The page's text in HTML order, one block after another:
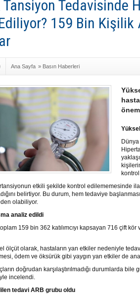
Tansiyon Tedavisinde
159 Bin Kişilik
Ana Sayfa » Basın Haberleri
Dünya
etkili şekilde kontrol edilememesinde
belirtiyor. Bu durum, hem tedaviye
olabiliyor.
analiz edildi
159 bin 362 katılımcıyı kapsayan 716 çift
ölçüt olarak, hastaların yan etkiler nedeniyle
ödem ve öksürük gibi yaygın yan etkiler de
doğrudan karşılaştırılmadığı durumlarda
incelendi.
tedavi ARB grubu oldu